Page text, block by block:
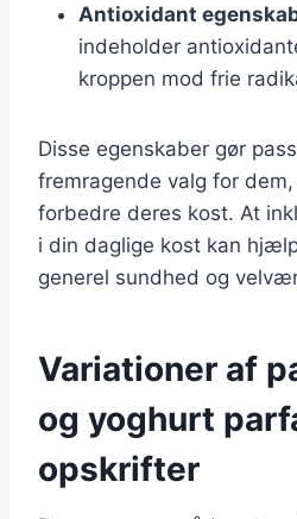
Antioxidant
indeholder
kroppen mod frie
Disse egenskaber gør
fremragende valg for
forbedre deres kost. At
i din daglige kost kan
generel sundhed og
Variationer af
og yoghurt
opskrifter